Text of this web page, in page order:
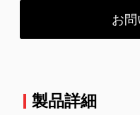
お
製品詳細